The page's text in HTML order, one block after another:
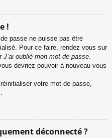
!
passe ne puisse pas être
Pour ce faire, rendez vous sur
J’ai oublié mon mot de passe.
devriez pouvoir à nouveau vous
votre mot de passe,
déconnecté ?